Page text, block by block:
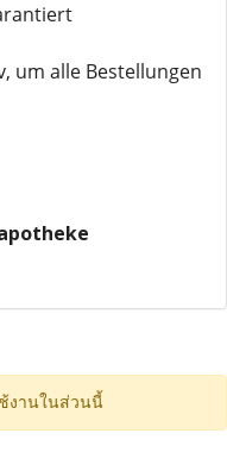
um alle Bestellungen
งานในส่วนนี้